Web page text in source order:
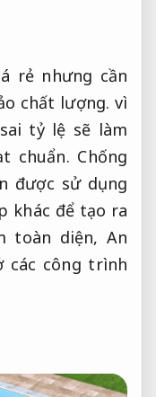
rẻ nhưng cần
chất lượng. vì
tỷ lệ sẽ làm
chuẩn. Chống
được sử dụng
khác để tạo ra
toàn diện, An
các công trình